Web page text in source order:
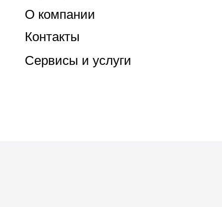
Контакты
О компании
Сервисы и услуги